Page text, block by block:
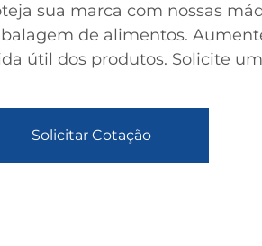
sua marca com nossas
de alimentos.
útil dos produtos. Solicite
Solicitar Cotação